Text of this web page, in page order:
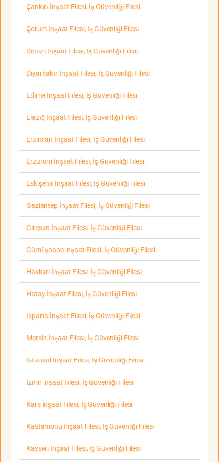
Çankırı İnşaat Filesi, İş Güvenliği Filesi
Çorum İnşaat Filesi, İş Güvenliği Filesi
Denizli İnşaat Filesi, İş Güvenliği Filesi
Diyarbakır İnşaat Filesi, İş Güvenliği Filesi
Edirne İnşaat Filesi, İş Güvenliği Filesi
Elazığ İnşaat Filesi, İş Güvenliği Filesi
Erzincan İnşaat Filesi, İş Güvenliği Filesi
Erzurum İnşaat Filesi, İş Güvenliği Filesi
Eskişehir İnşaat Filesi, İş Güvenliği Filesi
Gaziantep İnşaat Filesi, İş Güvenliği Filesi
Giresun İnşaat Filesi, İş Güvenliği Filesi
Gümüşhane İnşaat Filesi, İş Güvenliği Filesi
Hakkari İnşaat Filesi, İş Güvenliği Filesi
Hatay İnşaat Filesi, İş Güvenliği Filesi
Isparta İnşaat Filesi, İş Güvenliği Filesi
Mersin İnşaat Filesi, İş Güvenliği Filesi
İstanbul İnşaat Filesi, İş Güvenliği Filesi
İzmir İnşaat Filesi, İş Güvenliği Filesi
Kars İnşaat Filesi, İş Güvenliği Filesi
Kastamonu İnşaat Filesi, İş Güvenliği Filesi
Kayseri İnşaat Filesi, İş Güvenliği Filesi